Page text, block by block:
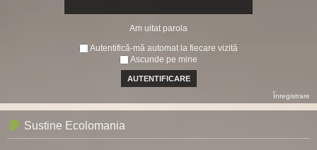
Am uitat parola
Autentifică-mă automat la fiecare vizită
Ascunde pe mine
Înregistrare
Sustine Ecolomania